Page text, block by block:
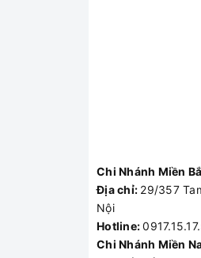
Chi Nhánh Miền
Địa chỉ: 29/357
Nội
Hotline:
Chi Nhánh Miền